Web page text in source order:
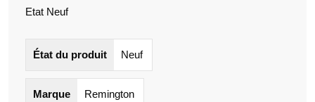
Etat Neuf
État du produit Neuf
Marque Remington